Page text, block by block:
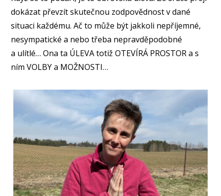
dokázat převzít skutečnou zodpovědnost v dané
situaci každému. Ač to může být jakkoli nepříjemné,
nesympatické a nebo třeba nepravděpodobné
a ulítlé… Ona ta ÚLEVA totiž OTEVÍRÁ PROSTOR a s
ním VOLBY a MOŽNOSTI…